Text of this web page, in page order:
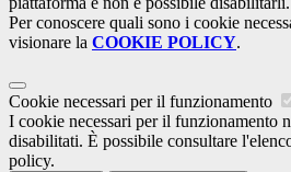
Per conoscere quali sono i cookie
visionare la COOKIE POLICY.
Cookie necessari per il funzionamento
I cookie necessari per il funzionamento
disabilitati. È possibile consultare
policy.